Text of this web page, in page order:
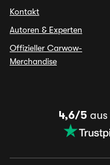
Kontakt
Autoren & Experten
Offizieller Carwow-
Merchandise
4,6/5 aus